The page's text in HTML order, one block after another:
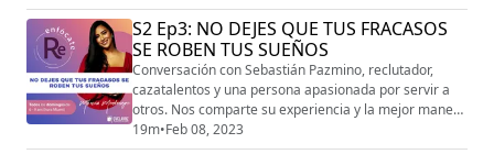
S2 Ep3: NO DEJES QUE TUS FRACASOS
SE ROBEN TUS SUEÑOS
Conversación con Sebastián Pazmino, reclutador,
cazatalentos y una persona apasionada por servir a
otros. Nos comparte su experiencia y la mejor manera
de vivir tus sueños a pesar de tus fracasos.
19m•Feb 08, 2023